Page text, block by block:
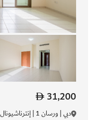
31,200
دبي | ورسان 1 | إنترناشيونال سيتي